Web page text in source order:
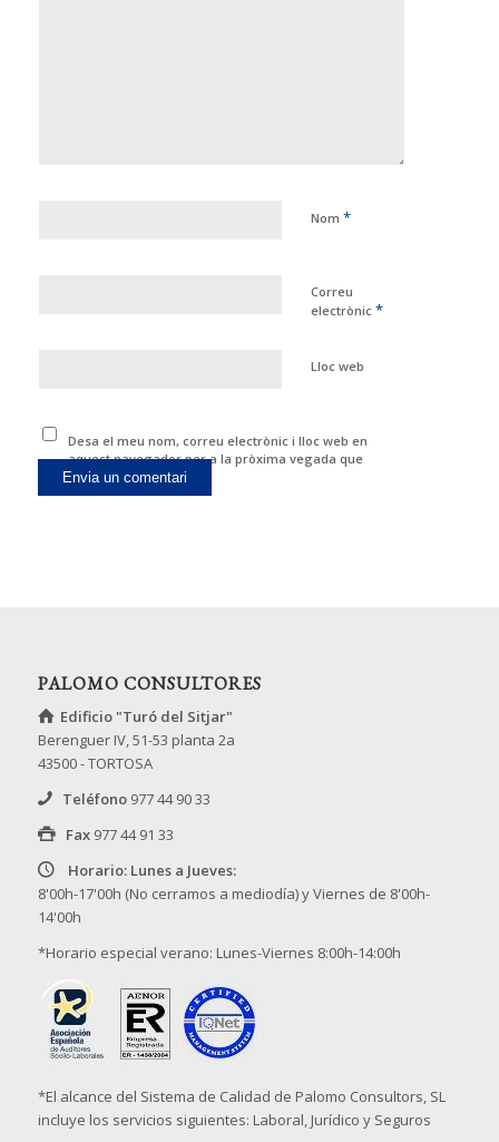
Nom *
Correu
electrònic *
Lloc web
Desa el meu nom, correu electrònic i lloc web en
aquest navegador per a la pròxima vegada que
comenti.
PALOMO CONSULTORES
Edificio "Turó del Sitjar"
Berenguer IV, 51-53 planta 2a
43500 - TORTOSA
Teléfono 977 44 90 33
Fax 977 44 91 33
Horario: Lunes a Jueves:
8'00h-17'00h (No cerramos a mediodía) y Viernes de 8'00h-
14'00h
*Horario especial verano: Lunes-Viernes 8:00h-14:00h
*El alcance del Sistema de Calidad de Palomo Consultors, SL
incluye los servicios siguientes: Laboral, Jurídico y Seguros